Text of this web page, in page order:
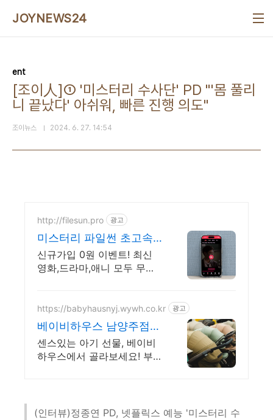
JOYNEWS24
ent
[조이人]① '미스터리 수사단' PD "'몸 풀리
니 끝났다' 아쉬워, 빠른 진행 의도"
조이뉴스 2024. 6. 27. 14:54
http://filesun.pro 광고
미스터리 파일썬 초고속,
4K 실시간 보기!
신규가입 0원 이벤트! 최신
영화,드라마,애니 모두 무료!
https://babyhausnyj.wywh.co.kr 광고
베이비하우스 남양주점
아이를 위한 최고의 공간
센스있는 아기 선물, 베이비
하우스에서 골라보세요! 부모
(인터뷰)정종연 PD, 넷플릭스 예능 '미스터리 수